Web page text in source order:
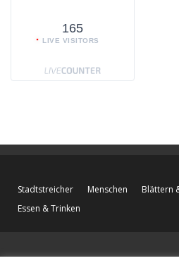
165
LIVE VISITORS
Stadtstreicher Menschen
Blättern
Essen & Trinken